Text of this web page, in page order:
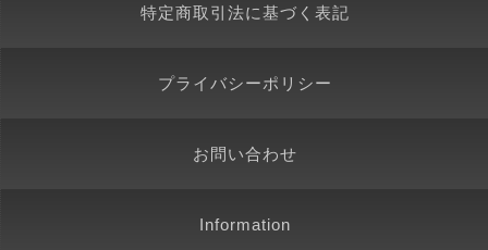
特定商取引法に基づく表記
プライバシーポリシー
お問い合わせ
Information